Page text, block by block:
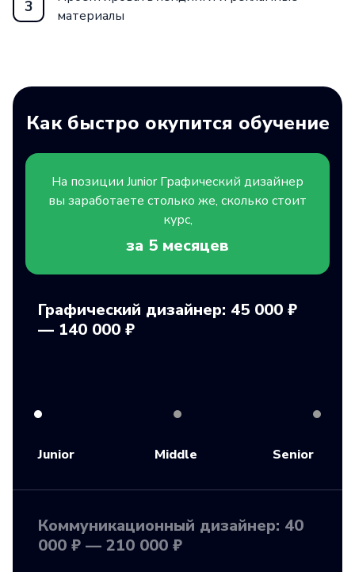
3
материалы
Как быстро окупится обучение
На позиции JuniorГрафический дизайнер
вы заработаете столько же, сколько стоит
курс,
за 5 месяцев
Графический дизайнер: 45 000 ₽
— 140 000 ₽
Junior Middle Senior
Коммуникационный дизайнер: 40
000 ₽ — 210 000 ₽